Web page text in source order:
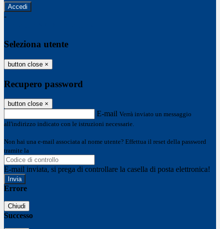
-
Seleziona utente
button close ×
Recupero password
button close ×
E-mail Verrà inviato un messaggio
all'indirizzo indicato con le istruzioni necessarie.
Non hai una e-mail associata al nome utente? Effettua il reset della password
tramite la
E-mail inviata, si prega di controllare la casella di posta elettronica!
Errore
Chiudi
Successo